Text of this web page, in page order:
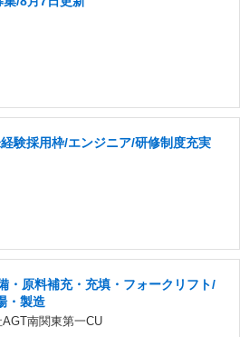
験採用枠/エンジニア/研修制度充実
・原料補充・充填・フォークリフト/
・製造
南関東第一CU